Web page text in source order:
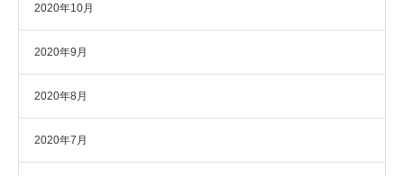
2020年10月
2020年9月
2020年8月
2020年7月